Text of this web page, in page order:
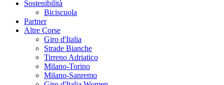
Sostenibilità
Biciscuola
Partner
Altre Corse
Giro d'Italia
Strade Bianche
Tirreno Adriatico
Milano-Torino
Milano-Sanremo